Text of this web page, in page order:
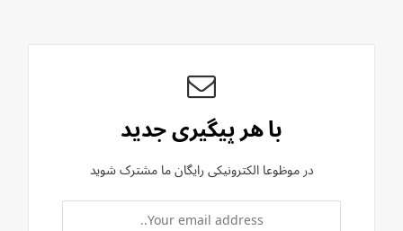
با هر پیگیری جدید
در موظوعا الکترونیکی رایگان ما مشترک شوید